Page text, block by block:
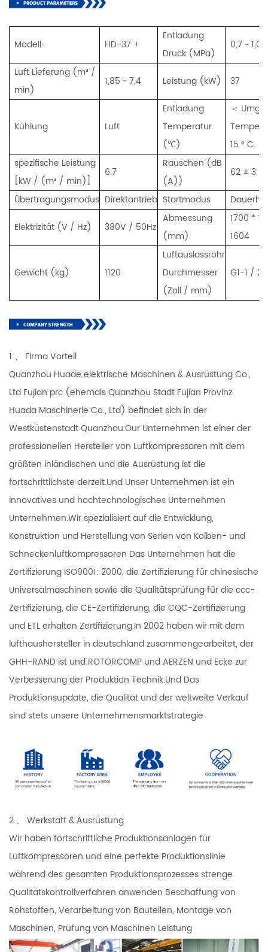
Modell- HD-37 +
Entladung
Druck (MPa)
0,7 ~ 1,0
Luft Lieferung (m³ /
min)
1,85 ~ 7,4 Leistung (kW) 37
Kühlung Luft
Entladung
Temperatur
(℃)
＜
15 ° C.
spezifische Leistung
[kW / (m³ / min)]
6.7
Rauschen (dB
(A))
62 ± 3
Übertragungsmodus Direktantrieb Startmodus
Elektrizität (V / Hz)
380V / 50Hz
Abmessung
(mm)
1700 *
1604
Gewicht (kg) 1120
Luftauslassrohr
Durchmesser
(Zoll / mm)
G1-1 / 2 ''
1 、 Firma Vorteil
Quanzhou Huade elektrische Maschinen & Ausrüstung Co.,
Ltd Fujian prc (ehemals Quanzhou Stadt Fujian Provinz
Huada Maschinerie Co., Ltd) befindet sich in der
Westküstenstadt Quanzhou.Our Unternehmen ist einer der
professionellen Hersteller von Luftkompressoren mit dem
größten inländischen und die Ausrüstung ist die
fortschrittlichste derzeit.Und Unser Unternehmen ist ein
innovatives und hochtechnologisches Unternehmen
Unternehmen.Wir spezialisiert auf die Entwicklung,
Konstruktion und Herstellung von Serien von Kolben- und
Schneckenluftkompressoren Das Unternehmen hat die
Zertifizierung ISO9001: 2000, die Zertifizierung für chinesische
Universalmaschinen sowie die Qualitätsprüfung für die ccc-
Zertifizierung, die CE-Zertifizierung, die CQC-Zertifizierung
und ETL erhalten Zertifizierung.In 2002 haben wir mit dem
lufthaushersteller in deutschland zusammengearbeitet, der
GHH-RAND ist und ROTORCOMP und AERZEN und Ecke zur
Verbesserung der Produktion Technik.Und Das
Produktionsupdate, die Qualität und der weltweite Verkauf
sind stets unsere Unternehmensmarktstrategie
2 、 Werkstatt & Ausrüstung
Wir haben fortschrittliche Produktionsanlagen für
Luftkompressoren und eine perfekte Produktionslinie
während des gesamten Produktionsprozesses strenge
Qualitätskontrollverfahren anwenden Beschaffung von
Rohstoffen, Verarbeitung von Bauteilen, Montage von
Maschinen, Prüfung von Maschinen Leistung